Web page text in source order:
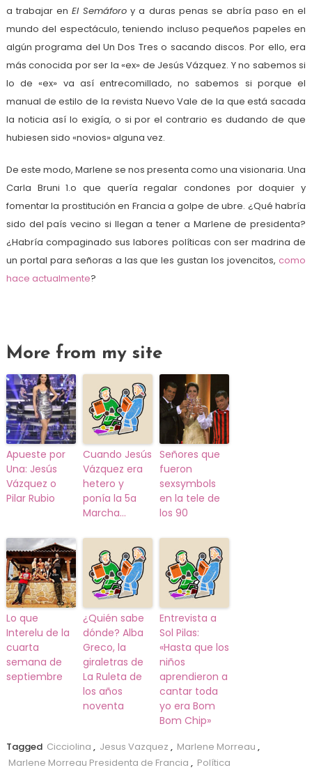
a trabajar enEl Semáforo y a duras penas se abría paso en el
mundo del espectáculo, teniendo incluso pequeños papeles en
algún programa del Un Dos Tres o sacando discos. Por ello, era
más conocida por ser la «ex» de Jesús Vázquez. Y no sabemos si
lo de «ex» va así entrecomillado, no sabemos si porque el
manual de estilo de la revista Nuevo Vale de la que está sacada
la noticia así lo exigía, o si por el contrario es dudando de que
hubiesen sido «novios» alguna vez.
De este modo, Marlene se nos presenta como una visionaria. Una
Carla Bruni 1.o que quería regalar condones por doquier y
fomentar la prostitución en Francia a golpe de ubre. ¿Qué habría
sido del país vecino si llegan a tener a Marlene de presidenta?
¿Habría compaginado sus labores políticas con ser madrina de
un portal para señoras a las que les gustan los jovencitos,como
hace actualmente?
More from my site
Apueste por
Una: Jesús
Vázquez o
Pilar Rubio
Cuando Jesús
Vázquez era
hetero y
ponía la 5a
Marcha…
Señores que
fueron
sexsymbols
en la tele de
los 90
Lo que
Interelu de la
cuarta
semana de
septiembre
¿Quién sabe
dónde? Alba
Greco, la
giraletras de
La Ruleta de
los años
noventa
Entrevista a
Sol Pilas:
«Hasta que los
niños
aprendieron a
cantar toda
yo era Bom
Bom Chip»
Tagged Cicciolina , Jesus Vazquez , Marlene Morreau ,
Marlene Morreau Presidenta de Francia , Política